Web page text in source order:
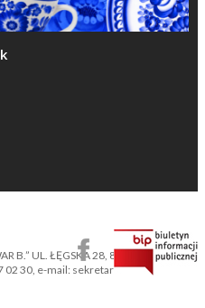
B.” UL. ŁĘGSKA 28, 87-800
30, e-mail: sekretariat@ckbb.pl